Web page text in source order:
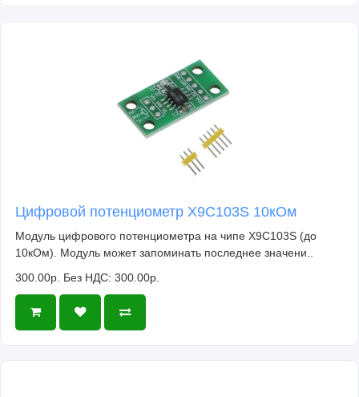
Цифровой потенциометр X9C103S 10кОм
Модуль цифрового потенциометра на чипе X9C103S (до
10кОм). Модуль может запоминать последнее значени..
300.00р. Без НДС: 300.00р.